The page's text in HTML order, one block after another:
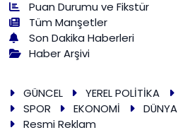
Puan Durumu ve Fikstür
Tüm Manşetler
Son Dakika Haberleri
Haber Arşivi
GÜNCEL YEREL POLİTİKA
SPOR
EKONOMİ DÜNYA
Resmi Reklam